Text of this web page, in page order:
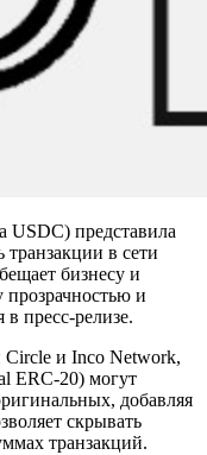
USDC) представила
транзакции в сети
бизнесу и
прозрачностью и
пресс-релизе.
и Inco Network,
ERC-20) могут
добавляя
скрывать
транзакций.